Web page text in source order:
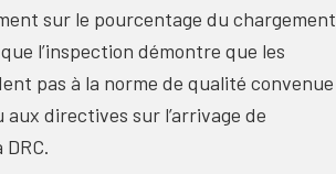
sur le pourcentage du chargement
l’inspection démontre que les
pas à la norme de qualité convenue
directives sur l’arrivage de